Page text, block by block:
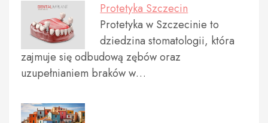
Protetyka Szczecin
Protetyka w Szczecinie to
dziedzina stomatologii, która
zajmuje się odbudową zębów oraz
uzupełnianiem braków w…